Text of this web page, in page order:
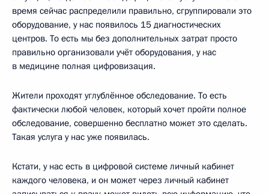
время сейчас распределили правильно, сгруппировали это
оборудование, у нас появилось 15 диагностических
центров. То есть мы без дополнительных затрат просто
правильно организовали учёт оборудования, у нас
в медицине полная цифровизация.
Жители проходят углублённое обследование. То есть
фактически любой человек, который хочет пройти полное
обследование, совершенно бесплатно может это сделать.
Такая услуга у нас уже появилась.
Кстати, у нас есть в цифровой системе личный кабинет
каждого человека, и он может через личный кабинет